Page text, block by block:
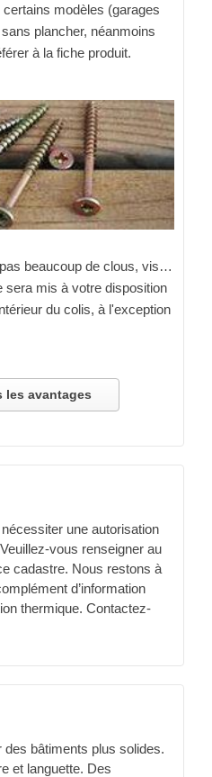
certains modèles (garages
plancher, néanmoins
à la fiche produit.
beaucoup de clous, vis…
sera mis à votre disposition
du colis, à l'exception
les avantages
une autorisation
vous renseigner au
cadastre. Nous restons à
d’information
thermique. Contactez-
des bâtiments plus solides.
et languette. Des